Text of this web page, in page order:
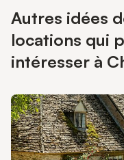
Autres idées
locations qui
intéresser à